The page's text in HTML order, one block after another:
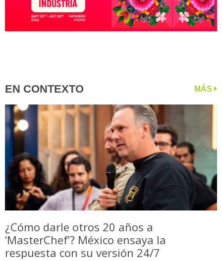
EN CONTEXTO MÁS
¿Cómo darle otros 20 años a
‘MasterChef’? México ensaya la
respuesta con su versión 24/7